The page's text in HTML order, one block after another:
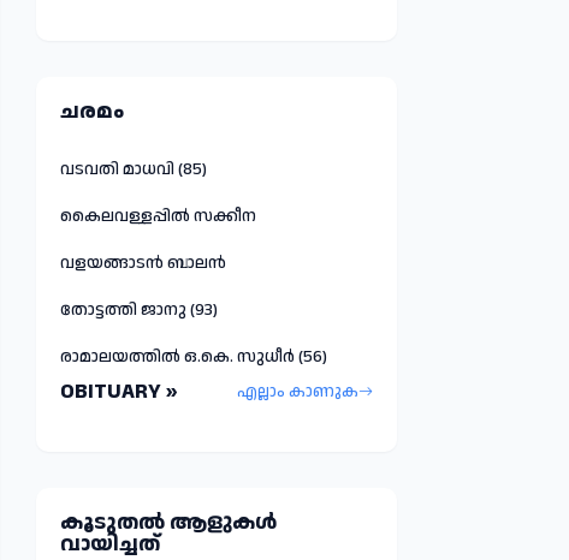
ചരമം
വടവതി മാധവി (85)
കൈലവള്ളപ്പിൽ സക്കീന
വളയങ്ങാടൻ ബാലൻ
തോട്ടത്തി ജാനു (93)
രാമാലയത്തിൽ ഒ.കെ. സുധീർ (56)
OBITUARY » എല്ലാം കാണുക
കൂടുതല്‍ ആളുകള്‍
വായിച്ചത്